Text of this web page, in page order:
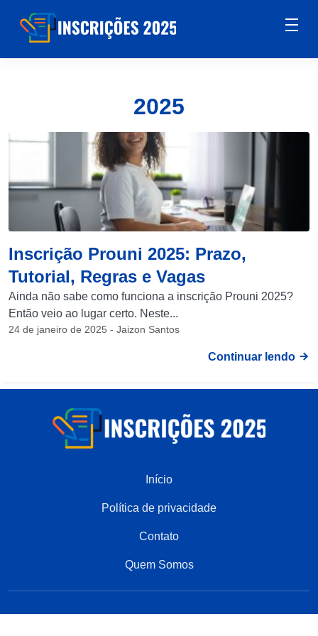
2025
Inscrição Prouni 2025: Prazo,
Tutorial, Regras e Vagas
Ainda não sabe como funciona a inscrição Prouni 2025?
Então veio ao lugar certo. Neste...
24 de janeiro de 2025 - Jaizon Santos
Continuar lendo
Início
Política de privacidade
Contato
Quem Somos